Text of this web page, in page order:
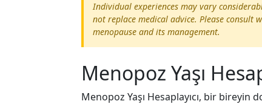
Individual experiences may vary
not replace medical advice. Please
menopause and its management.
Menopoz Yaşı
Menopoz Yaşı Hesaplayıcı, bir bireyin